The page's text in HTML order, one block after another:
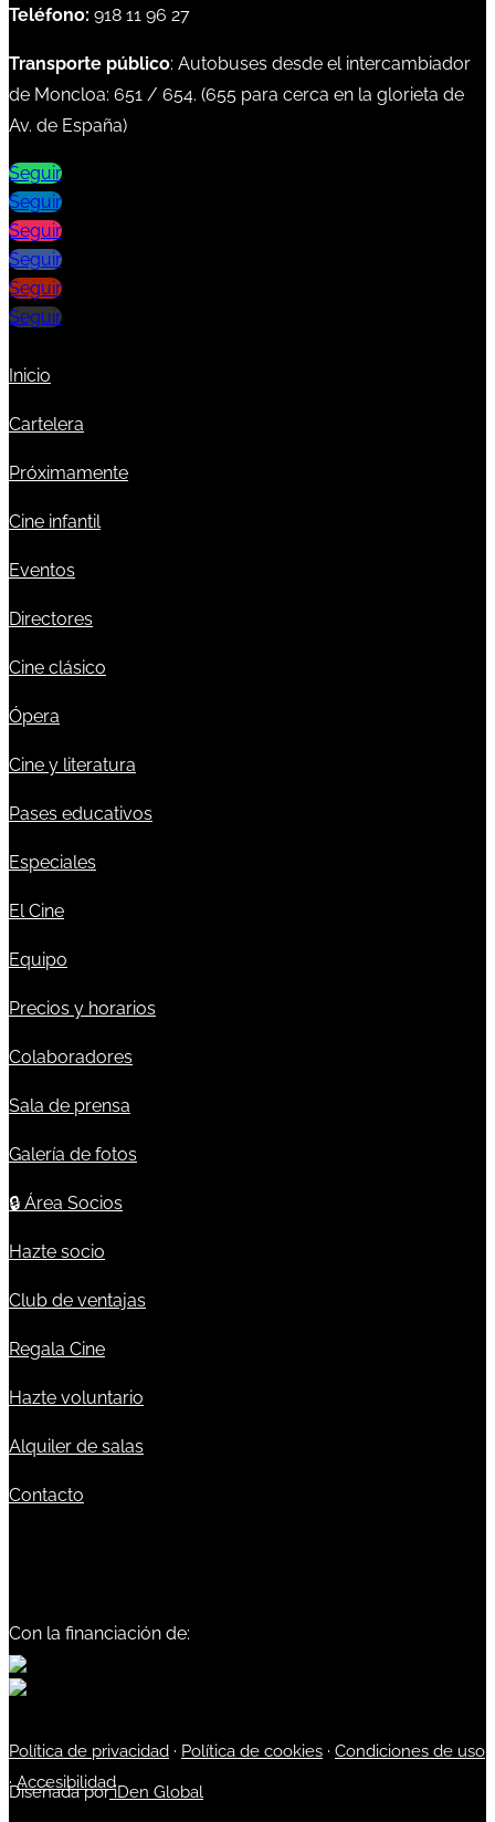
Teléfono: 918 11 96 27
Transporte público: Autobuses desde el intercambiador
de Moncloa: 651 / 654. (655 para cerca en la glorieta de
Av. de España)
Seguir
Seguir
Seguir
Seguir
Seguir
Seguir
Inicio
Cartelera
Próximamente
Cine infantil
Eventos
Directores
Cine clásico
Ópera
Cine y literatura
Pases educativos
Especiales
El Cine
Equipo
Precios y horarios
Colaboradores
Sala de prensa
Galería de fotos
🔒 Área Socios
Hazte socio
Club de ventajas
Regala Cine
Hazte voluntario
Alquiler de salas
Contacto
Con la financiación de:
Política de privacidad · Política de cookies · Condiciones de uso
·Accesibilidad
Diseñada poriDen Global